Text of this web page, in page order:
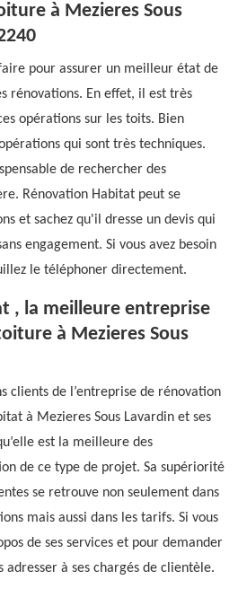
à Mezieres Sous
pour assurer un meilleur état de
rénovations. En effet, il est très
opérations sur les toits. Bien
qui sont très techniques.
de rechercher des
Rénovation Habitat peut se
et sachez qu'il dresse un devis qui
engagement. Si vous avez besoin
le téléphoner directement.
, la meilleure entreprise
à Mezieres Sous
clients de l’entreprise de rénovation
à Mezieres Sous Lavardin et ses
est la meilleure des
de ce type de projet. Sa supériorité
se retrouve non seulement dans
mais aussi dans les tarifs. Si vous
de ses services et pour demander
adresser à ses chargés de clientèle.